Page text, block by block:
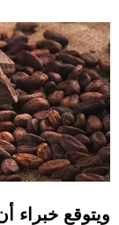
ويتوقع خبراء